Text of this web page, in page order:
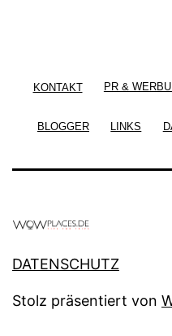
KONTAKT PR &
BLOGGER LINKS
DATENSCHUTZ
Stolz präsentiert von